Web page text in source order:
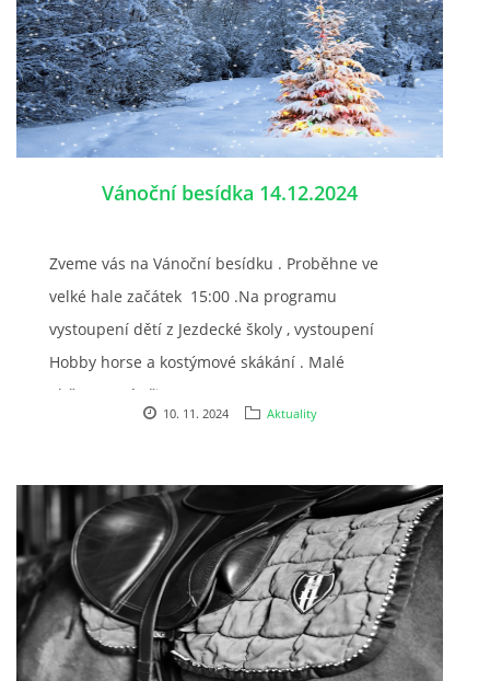
Vánoční besídka 14.12.2024
Zveme vás na Vánoční besídku . Proběhne ve
velké hale začátek 15:00 .Na programu
vystoupení dětí z Jezdecké školy , vystoupení
Hobby horse a kostýmové skákání . Malé
občerstvení připraveno.
10. 11. 2024 Aktuality